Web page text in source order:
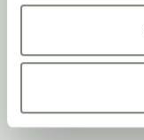
Furniture as a Service
Sale & Leaseback
Projectstoffering